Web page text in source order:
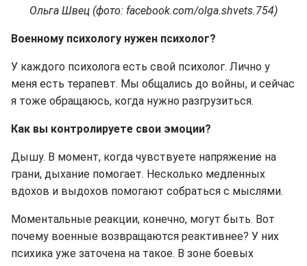
Ольга Швец (фото: facebook.com/olga.shvets.754)
Военному психологу нужен психолог?
У каждого психолога есть свой психолог. Лично у
меня есть терапевт. Мы общались до войны, и сейчас
я тоже обращаюсь, когда нужно разгрузиться.
Как вы контролируете свои эмоции?
Дышу. В момент, когда чувствуете напряжение на
грани, дыхание помогает. Несколько медленных
вдохов и выдохов помогают собраться с мыслями.
Моментальные реакции, конечно, могут быть. Вот
почему военные возвращаются реактивнее? У них
психика уже заточена на такое. В зоне боевых